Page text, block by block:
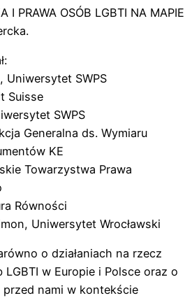
I PRAWA OSÓB LGBTI NA MAPIE
Uniwersytet SWPS
Suisse
SWPS
Generalna ds. Wymiaru
KE
Towarzystwa Prawa
Równości
Uniwersytet Wrocławski
o działaniach na rzecz
w Europie i Polsce oraz o
nami w kontekście